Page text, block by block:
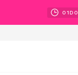
01D